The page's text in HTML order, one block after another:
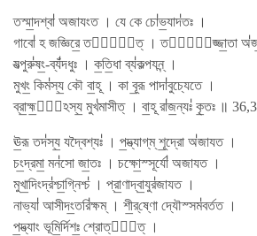
তস্মা॒দশ্বা॑ অজাযংত । যে কে চো॑ভ॒যাদ॑তঃ ।
গাবো॑ হ জজ্ঞিরে॒ তস্মা᳚ত্ । তস্মা᳚জ্জা॒তা
যত্পুরু॑ষং॒-ব্যঁ॑দধুঃ । ক॒তি॒ধা ব্য॑কল্পযন্ন্ ।
মুখং॒ কিম॑স্য॒ কৌ বা॒হূ । কা বূ॒রূ পাদা॑বুচ্যেতে ।
ব্রা॒হ্ম॒ণো᳚ঽস্য॒ মুখ॑মাসীত্ । বা॒হূ রা॑জ॒ন্যঃ॑ কৃ॒তঃ ॥
ঊ॒রূ তদ॑স্য॒ যদ্বৈশ্যঃ॑ । প॒দ্ভ্যাগ্​ম্ শূ॒দ্রো অ॑জাযত ।
চং॒দ্রমা॒ মন॑সো জা॒তঃ । চক্ষো॒স্সূর্যো॑ অজাযত ।
মুখা॒দিংদ্র॑শ্চা॒গ্নিশ্চ॑ । প্রা॒ণাদ্বা॒যুর॑জাযত ।
নাভ্যা॑ আসীদং॒তরি॑ক্ষম্ । শী॒র্​ষ্ণো দ্যৌস্সম॑বর্তত ।
প॒দ্ভ্যাং ভূমি॒র্দিশঃ॒ শ্রোত্রা᳚ত্ ।